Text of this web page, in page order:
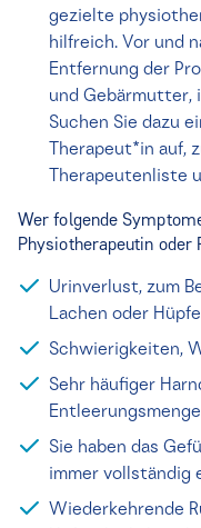
gezielte
hilfreich. Vor und
Entfernung der
und Gebärmutter,
Suchen Sie dazu
Therapeut*in auf,
Therapeutenliste
Wer folgende
Physiotherapeutin oder
Urinverlust, zum
Lachen oder
Schwierigkeiten,
Sehr häufiger
Sie haben das
immer vollständig
Wiederkehrende